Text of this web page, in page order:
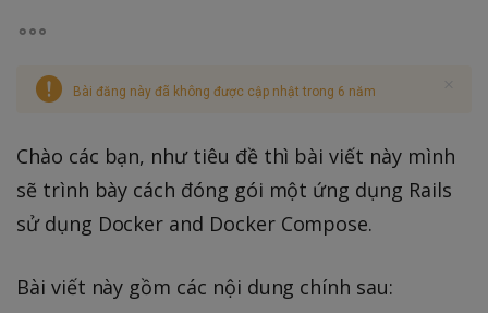
Bài đăng này đã không được cập nhật trong 6 năm
Chào các bạn, như tiêu đề thì bài viết này mình
sẽ trình bày cách đóng gói một ứng dụng Rails
sử dụng Docker and Docker Compose.
Bài viết này gồm các nội dung chính sau: